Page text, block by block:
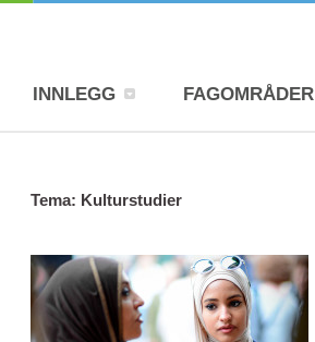
INNLEGG FAGOMRÅDER
Tema: Kulturstudier